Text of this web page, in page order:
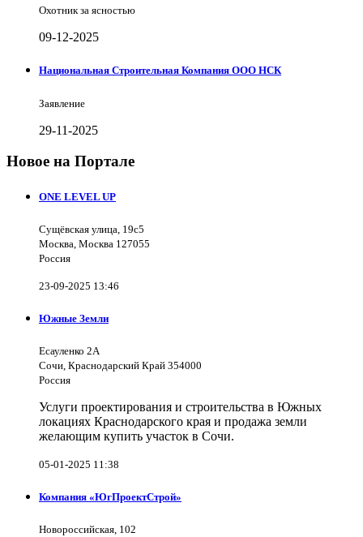
Охотник за ясностью
09-12-2025
Национальная Строительная Компания ООО НСК
Заявление
29-11-2025
Новое на Портале
ONE LEVEL UP
Сущёвская улица, 19с5
Москва, Москва 127055
Россия
23-09-2025 13:46
Южные Земли
Есауленко 2А
Сочи, Краснодарский Край 354000
Россия
Услуги проектирования и строительства в Южных
локациях Краснодарского края и продажа земли
желающим купить участок в Сочи.
05-01-2025 11:38
Компания «ЮгПроектСтрой»
Новороссийская, 102